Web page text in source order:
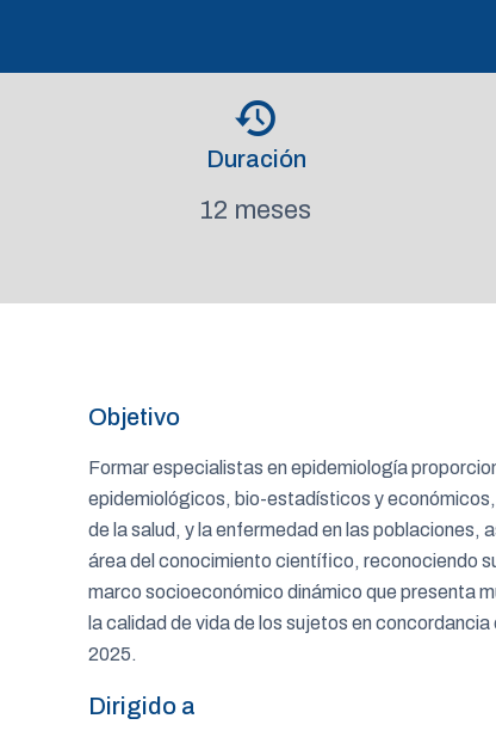
Duración
12 meses
Objetivo
Formar especialistas en epidemiología
epidemiológicos, bio-estadísticos y
de la salud, y la enfermedad en las
área del conocimiento científico, reconociendo
marco socioeconómico dinámico que presenta
la calidad de vida de los sujetos en
2025.
Dirigido a